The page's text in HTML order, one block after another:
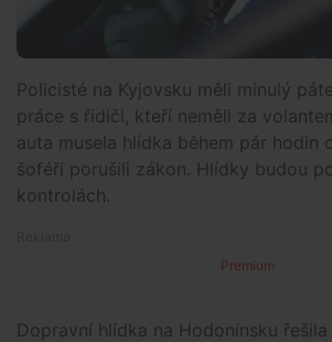
Policisté na Kyjovsku měli minulý
práce s řidiči, kteří neměli za
auta musela hlídka během pár hodin
šoféři porušili zákon. Hlídky budou
kontrolách.
Premium
Dopravní hlídka na Hodonínsku